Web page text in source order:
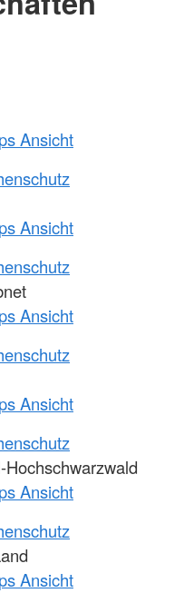
Ansicht
Ansicht
Ansicht
Ansicht
Ansicht
Ansicht